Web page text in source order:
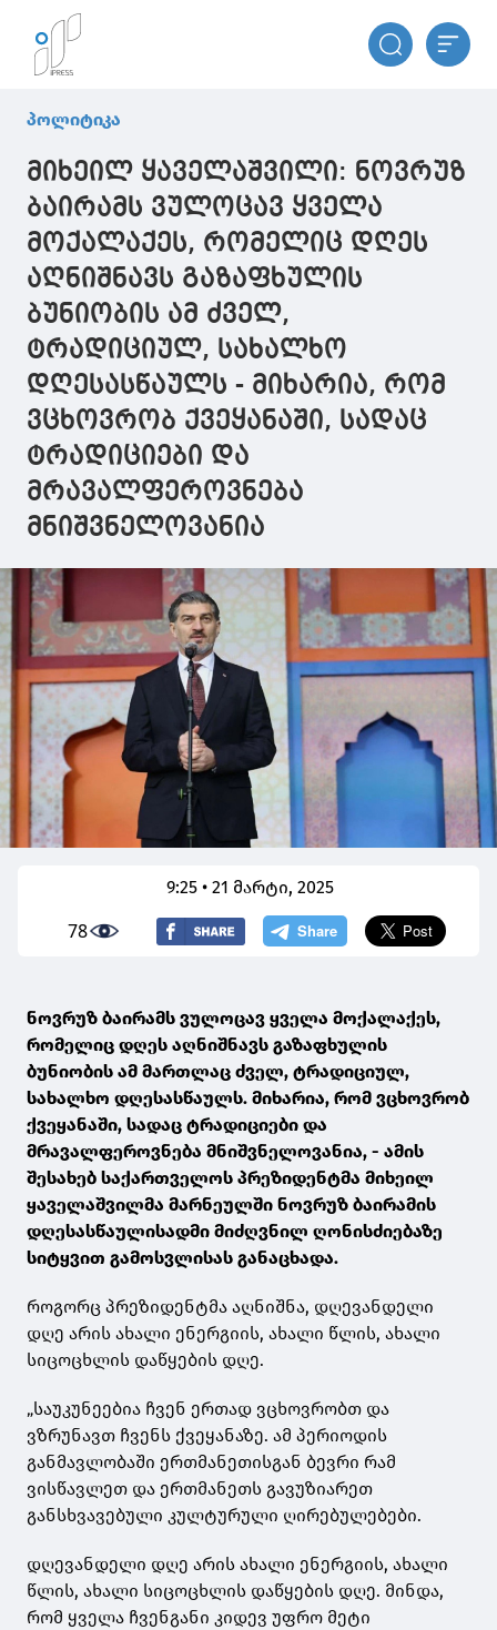
პოლიტიკა
მიხეილ ყაველაშვილი: ნოვრუზ
ბაირამს ვულოცავ ყველა
მოქალაქეს, რომელიც დღეს
აღნიშნავს გაზაფხულის
ბუნიობის ამ ძველ,
ტრადიციულ, სახალხო
დღესასწაულს - მიხარია, რომ
ვცხოვრობ ქვეყანაში, სადაც
ტრადიციები და
მრავალფეროვნება
მნიშვნელოვანია
9:25 • 21 მარტი, 2025
78
ნოვრუზ ბაირამს ვულოცავ ყველა მოქალაქეს,
რომელიც დღეს აღნიშნავს გაზაფხულის
ბუნიობის ამ მართლაც ძველ, ტრადიციულ,
სახალხო დღესასწაულს. მიხარია, რომ ვცხოვრობ
ქვეყანაში, სადაც ტრადიციები და
მრავალფეროვნება მნიშვნელოვანია, - ამის
შესახებ საქართველოს პრეზიდენტმა მიხეილ
ყაველაშვილმა მარნეულში ნოვრუზ ბაირამის
დღესასწაულისადმი მიძღვნილ ღონისძიებაზე
სიტყვით გამოსვლისას განაცხადა.
როგორც პრეზიდენტმა აღნიშნა, დღევანდელი
დღე არის ახალი ენერგიის, ახალი წლის, ახალი
სიცოცხლის დაწყების დღე.
„საუკუნეებია ჩვენ ერთად ვცხოვრობთ და
ვზრუნავთ ჩვენს ქვეყანაზე. ამ პერიოდის
განმავლობაში ერთმანეთისგან ბევრი რამ
ვისწავლეთ და ერთმანეთს გავუზიარეთ
განსხვავებული კულტურული ღირებულებები.
დღევანდელი დღე არის ახალი ენერგიის, ახალი
წლის, ახალი სიცოცხლის დაწყების დღე. მინდა,
რომ ყველა ჩვენგანი კიდევ უფრო მეტი